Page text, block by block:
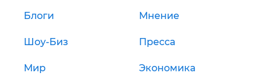
Блоги Мнение
Шоу-Биз Пресса
Мир Экономика